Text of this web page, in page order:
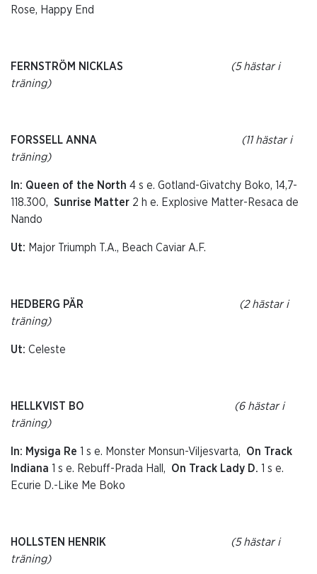
Rose, Happy End
FERNSTRÖM NICKLAS
(5 hästar i
träning)
FORSSELL ANNA
(11 hästar i
träning)
In: Queen of the North 4 s e. Gotland-Givatchy Boko, 14,7-
118.300, Sunrise Matter 2 h e. Explosive Matter-Resaca de
Nando
Ut: Major Triumph T.A., Beach Caviar A.F.
HEDBERG PÄR
(2 hästar i
träning)
Ut: Celeste
HELLKVIST BO
(6 hästar i
träning)
In: Mysiga Re 1 s e. Monster Monsun-Viljesvarta, On Track
Indiana 1 s e. Rebuff-Prada Hall, On Track Lady D. 1 s e.
Ecurie D.-Like Me Boko
HOLLSTEN HENRIK
(5 hästar i
träning)